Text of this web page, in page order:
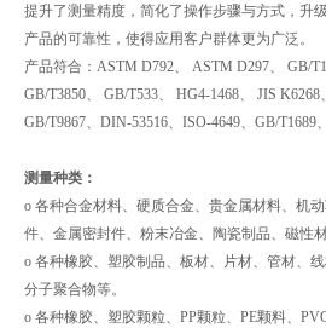
提升了测量精度，简化了操作步骤与方式，升
产品的可靠性，使得应用客户群体更为广泛。
产品符合：ASTM D792、 ASTM D297、 GB/
GB/T3850、 GB/T533、 HG4-1468、 JIS K6268
GB/T9867、DIN-53516、ISO-4649、GB/T1689
测量种类：
o 各种合金材料、硬质合金、贵金属材料、机
件、金属密封件、粉末冶金、陶瓷制品、磁性材
o 各种橡胶、塑胶制品、板材、片材、管材、
分子聚合物等。
o 各种橡胶、塑胶颗粒、PP颗粒、PE颗料、